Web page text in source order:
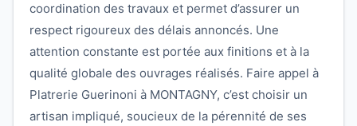
coordination des travaux et permet d’assurer un
respect rigoureux des délais annoncés. Une
attention constante est portée aux finitions et à la
qualité globale des ouvrages réalisés. Faire appel à
Platrerie Guerinoni à MONTAGNY, c’est choisir un
artisan impliqué, soucieux de la pérennité de ses